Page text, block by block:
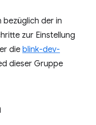
bezüglich der in
zur Einstellung
die blink-dev-
dieser Gruppe